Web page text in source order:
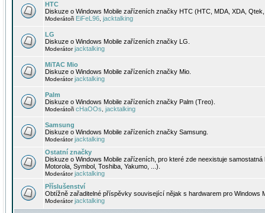
HTC
Diskuze o Windows Mobile zařízeních značky HTC (HTC, MDA, XDA,
Moderátoři EiFeL96 jacktalking
LG
Diskuze o Windows Mobile zařízeních značky LG.
Moderátorjacktalking
MiTAC Mio
Diskuze o Windows Mobile zařízeních značky Mio.
Moderátorjacktalking
Palm
Diskuze o Windows Mobile zařízeních značky Palm (Treo).
Moderátoři cHaOOs jacktalking
Samsung
Diskuze o Windows Mobile zařízeních značky Samsung.
Moderátorjacktalking
Ostatní značky
Diskuze o Windows Mobile zařízeních, pro které zde neexistuje
Motorola, Symbol, Toshiba, Yakumo, ...).
Moderátorjacktalking
Příslušenství
Obtížně zařaditelné příspěvky související nějak s hardwarem pro Windows
Moderátorjacktalking